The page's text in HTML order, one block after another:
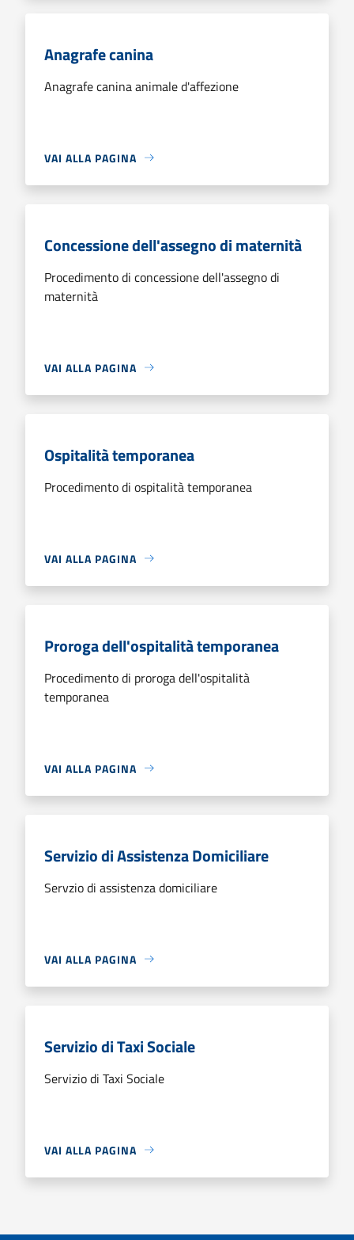
Anagrafe canina
Anagrafe canina animale d'affezione
VAI ALLA PAGINA
Concessione dell'assegno di maternità
Procedimento di concessione dell'assegno di
maternità
VAI ALLA PAGINA
Ospitalità temporanea
Procedimento di ospitalità temporanea
VAI ALLA PAGINA
Proroga dell'ospitalità temporanea
Procedimento di proroga dell'ospitalità
temporanea
VAI ALLA PAGINA
Servizio di Assistenza Domiciliare
Servzio di assistenza domiciliare
VAI ALLA PAGINA
Servizio di Taxi Sociale
Servizio di Taxi Sociale
VAI ALLA PAGINA